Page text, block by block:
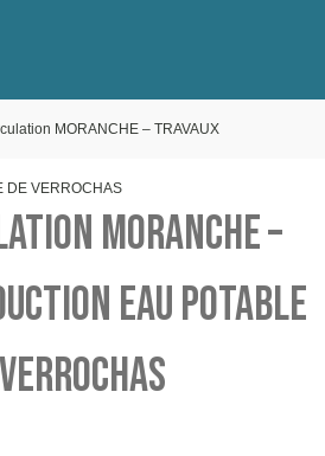
MORANCHE – TRAVAUX
DE VERROCHAS
MORANCHE –
EAU POTABLE